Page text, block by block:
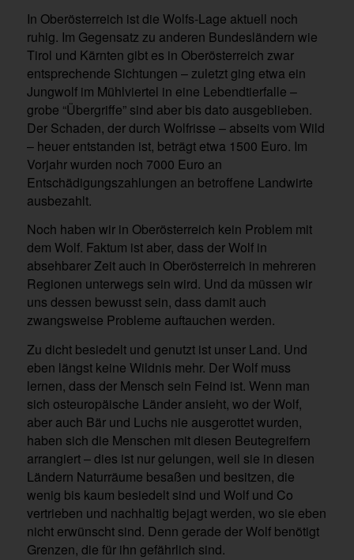
In Oberösterreich ist die Wolfs-Lage aktuell noch
ruhig. Im Gegensatz zu anderen Bundesländern wie
Tirol und Kärnten gibt es in Oberösterreich zwar
entsprechende Sichtungen – zuletzt ging etwa ein
Jungwolf im Mühlviertel in eine Lebendtierfalle –
grobe “Übergriffe” sind aber bis dato ausgeblieben.
Der Schaden, der durch Wolfrisse – abseits vom Wild
– heuer entstanden ist, beträgt etwa 1500 Euro. Im
Vorjahr wurden noch 7000 Euro an
Entschädigungszahlungen an betroffene Landwirte
ausbezahlt.
Noch haben wir in Oberösterreich kein Problem mit
dem Wolf. Faktum ist aber, dass der Wolf in
absehbarer Zeit auch in Oberösterreich in mehreren
Regionen unterwegs sein wird. Und da müssen wir
uns dessen bewusst sein, dass damit auch
zwangsweise Probleme auftauchen werden.
Zu dicht besiedelt und genutzt ist unser Land. Und
eben längst keine Wildnis mehr. Der Wolf muss
lernen, dass der Mensch sein Feind ist. Wenn man
sich osteuropäische Länder ansieht, wo der Wolf,
aber auch Bär und Luchs nie ausgerottet wurden,
haben sich die Menschen mit diesen Beutegreifern
arrangiert – dies ist nur gelungen, weil sie in diesen
Ländern Naturräume besaßen und besitzen, die
wenig bis kaum besiedelt sind und Wolf und Co
vertrieben und nachhaltig bejagt werden, wo sie eben
nicht erwünscht sind. Denn gerade der Wolf benötigt
Grenzen, die für ihn gefährlich sind.